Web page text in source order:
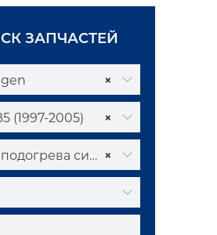
ЗАПЧАСТЕЙ
×
×
(1997-2005)
×
сидений